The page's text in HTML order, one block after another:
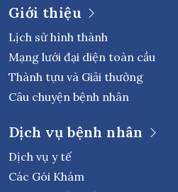
Giới thiệu
Lịch sử hình thành
Mạng lưới đại diện toàn cầu
Thành tựu và Giải thưởng
Câu chuyện bệnh nhân
Dịch vụ bệnh nhân
Dịch vụ y tế
Các Gói Khám